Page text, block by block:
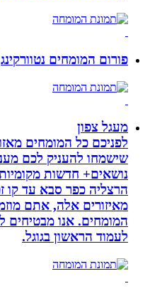
פורום המומחים נטוורקינג
מעגל צפון
לפניכם כל המומחים מאזור
שישמחו להעניק לכם מענה
נושאים+ חדשות מקומיות
הרצליה כפר סבא עד קו
מאיזורים אלה, אתם
המומחים. אנו מבטיחים לכם
לעמוד הראשון בגוגל.